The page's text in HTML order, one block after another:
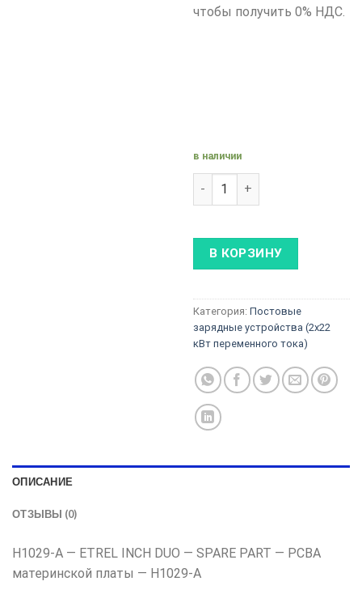
чтобы получить 0% НДС.
в наличии
Количество товара H1029-
В КОРЗИНУ
Категория: Постовые
зарядные устройства (2x22
кВт переменного тока)
ОПИСАНИЕ
ОТЗЫВЫ (0)
H1029-A — ETREL INCH DUO — SPARE PART — PCBA
материнской платы — H1029-A